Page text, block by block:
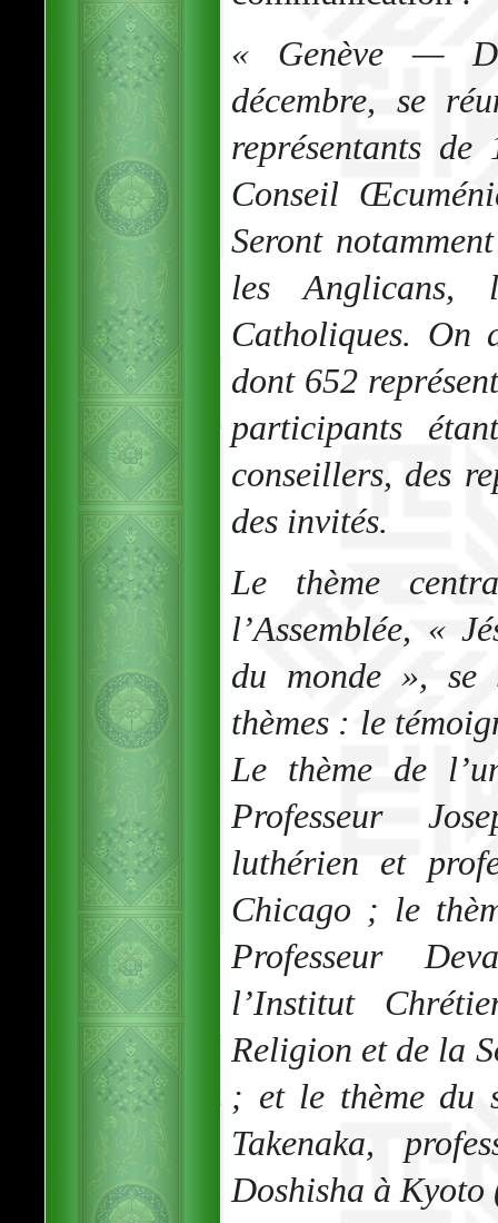
« Genève —
décembre, se
représentants de
Conseil
Seront
les Anglicans,
Catholiques. On
dont 652
participants
conseillers, des
des invités.
Le thème
l’Assemblée, «
du monde », se
thèmes : le
Le thème de
Professeur
luthérien et
Chicago ; le
Professeur
l’Institut
Religion et de la
; et le thème du
Takenaka,
Doshisha à Kyoto